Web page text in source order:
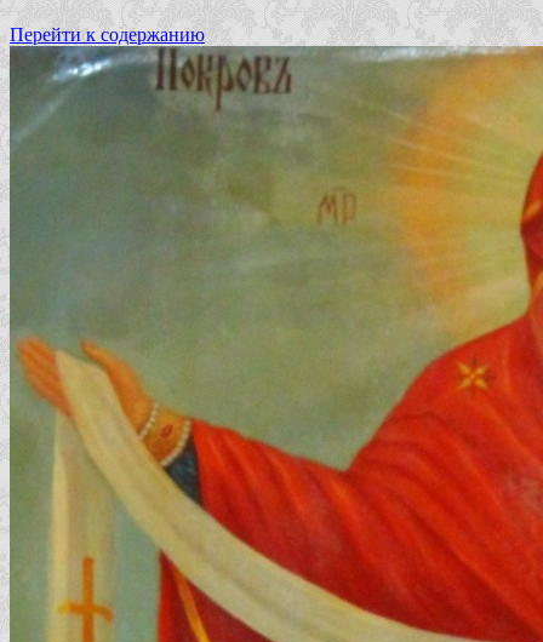
Перейти к содержанию